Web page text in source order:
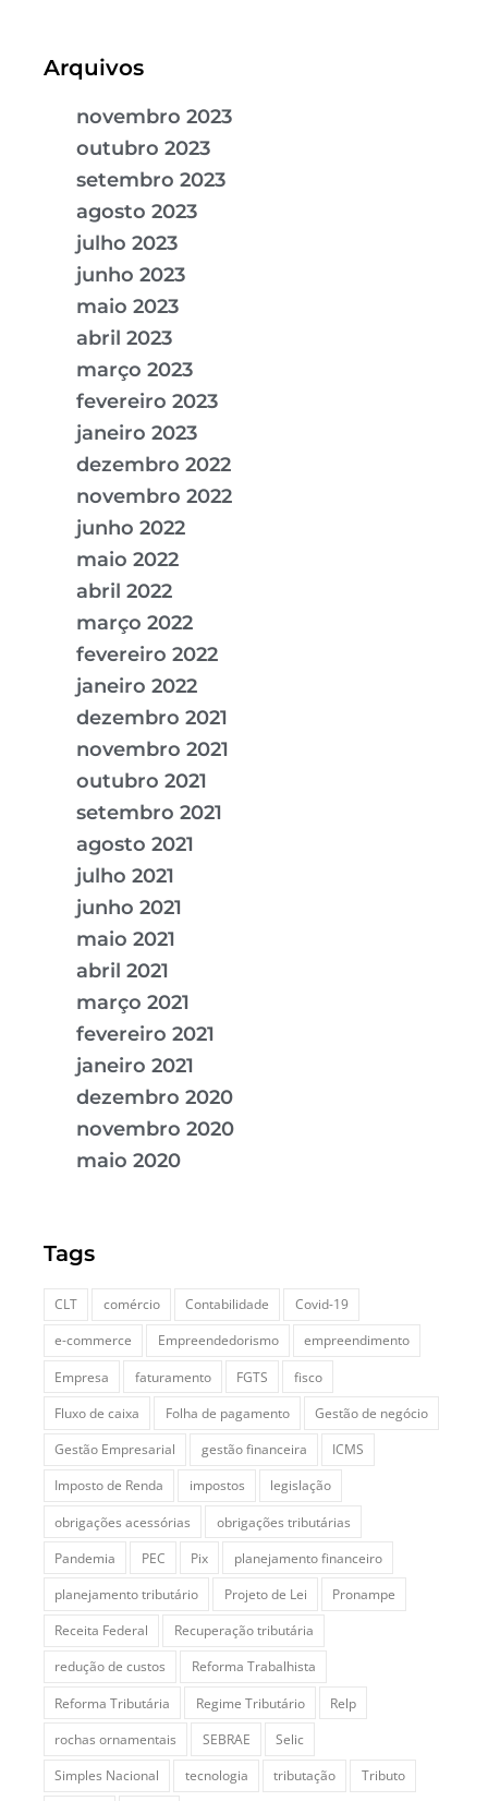
Arquivos
novembro 2023
outubro 2023
setembro 2023
agosto 2023
julho 2023
junho 2023
maio 2023
abril 2023
março 2023
fevereiro 2023
janeiro 2023
dezembro 2022
novembro 2022
junho 2022
maio 2022
abril 2022
março 2022
fevereiro 2022
janeiro 2022
dezembro 2021
novembro 2021
outubro 2021
setembro 2021
agosto 2021
julho 2021
junho 2021
maio 2021
abril 2021
março 2021
fevereiro 2021
janeiro 2021
dezembro 2020
novembro 2020
maio 2020
Tags
CLT comércio Contabilidade
Covid-19
e-commerce
Empreendedorismo
empreendimento
Empresa
faturamento FGTS
fisco
Fluxo de caixa
Folha de pagamento
Gestão de negócio
Gestão Empresarial
gestão financeira
ICMS
Imposto de Renda
impostos
legislação
obrigações acessórias
obrigações tributárias
Pandemia
PEC Pix
planejamento financeiro
planejamento tributário
Projeto de Lei
Pronampe
Receita Federal
Recuperação tributária
redução de custos
Reforma Trabalhista
Reforma Tributária
Regime Tributário
Relp
rochas ornamentais
SEBRAE
Selic
Simples Nacional
tecnologia tributação
Tributo